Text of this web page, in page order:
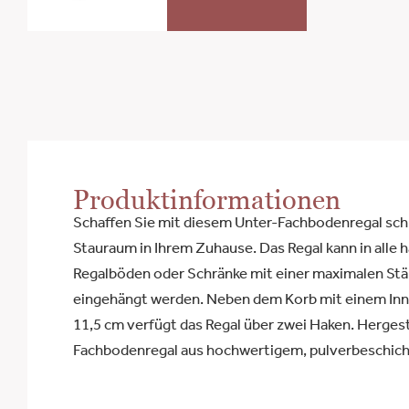
Produktinformationen
Schaffen Sie mit diesem Unter-Fachbodenregal
Stauraum in Ihrem Zuhause. Das Regal kann in alle
Regalböden oder Schränke mit einer maximalen
eingehängt werden. Neben dem Korb mit einem
11,5 cm verfügt das Regal über zwei Haken.
Fachbodenregal aus hochwertigem,